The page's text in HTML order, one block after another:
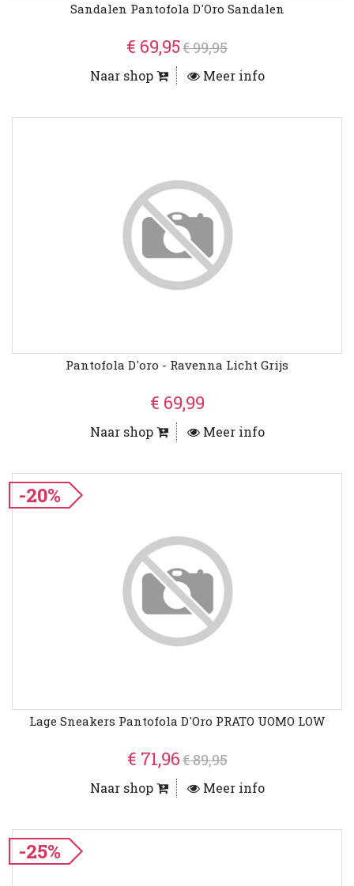
Sandalen Pantofola D'Oro Sandalen
€ 69,95€ 99,95
Naar shop Meer info
Pantofola D'oro - Ravenna Licht Grijs
€ 69,99
Naar shop Meer info
-20%
Lage Sneakers Pantofola D'Oro PRATO UOMO LOW
€ 71,96€ 89,95
Naar shop Meer info
-25%